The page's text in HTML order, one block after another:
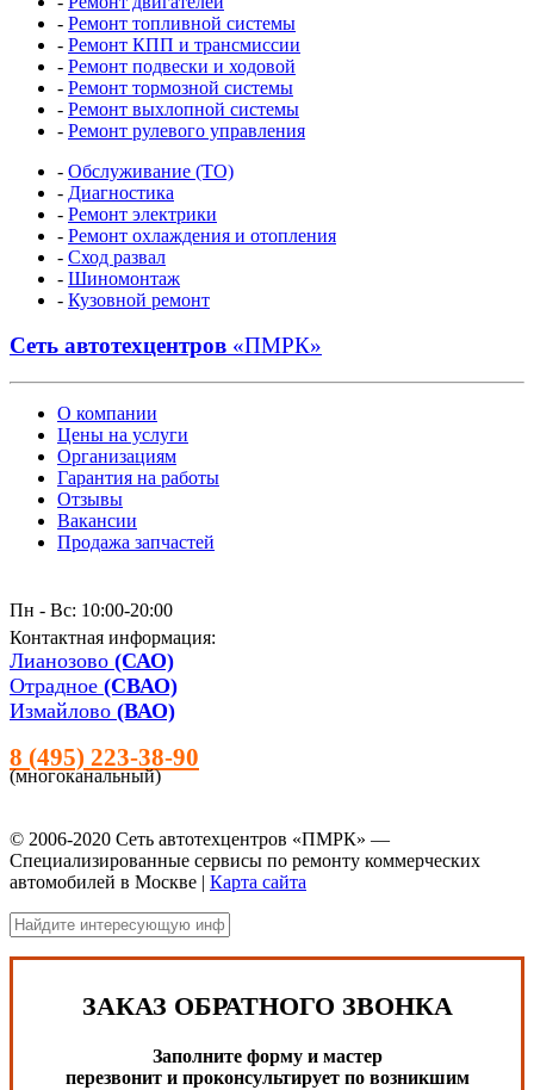
- Ремонт топливной системы
- Ремонт КПП и трансмиссии
- Ремонт подвески и ходовой
- Ремонт тормозной системы
- Ремонт выхлопной системы
- Ремонт рулевого управления
- Обслуживание (ТО)
- Диагностика
- Ремонт электрики
- Ремонт охлаждения и отопления
- Сход развал
- Шиномонтаж
- Кузовной ремонт
Сеть автотехцентров «ПМРК»
О компании
Цены на услуги
Организациям
Гарантия на работы
Отзывы
Вакансии
Продажа запчастей
Пн - Вс: 10:00-20:00
Контактная информация:
Лианозово (САО)
Отрадное (СВАО)
Измайлово (ВАО)
8 (495) 223-38-90
(многоканальный)
© 2006-2020 Сеть автотехцентров «ПМРК» —
Специализированные сервисы по ремонту коммерческих
автомобилей в Москве | Карта сайта
ЗАКАЗ ОБРАТНОГО ЗВОНКА
Заполните форму и мастер
перезвонит и проконсультирует по возникшим